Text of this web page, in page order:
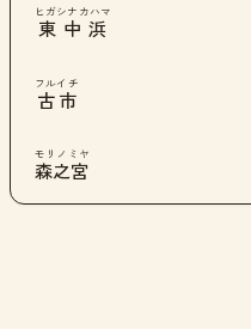
東中浜
ヒガシナカハマ
古市
フルイチ
森之宮
モリノミヤ